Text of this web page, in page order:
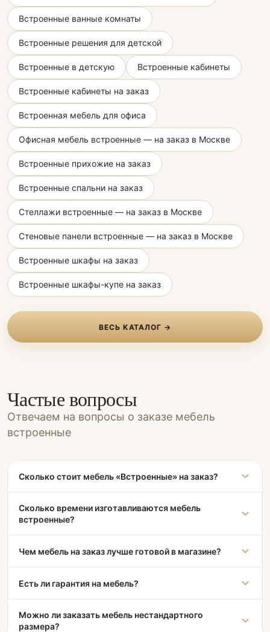
Встроенные ванные комнаты
Встроенные решения для детской
Встроенные в детскую Встроенные кабинеты
Встроенные кабинеты на заказ
Встроенная мебель для офиса
Офисная мебель встроенные — на заказ в Москве
Встроенные прихожие на заказ
Встроенные спальни на заказ
Стеллажи встроенные — на заказ в Москве
Стеновые панели встроенные — на заказ в Москве
Встроенные шкафы на заказ
Встроенные шкафы-купе на заказ
ВЕСЬ КАТАЛОГ →
Частые вопросы
Отвечаем на вопросы о заказе мебель
встроенные
Сколько стоит мебель «Встроенные» на заказ?
Сколько времени изготавливаются мебель
встроенные?
Чем мебель на заказ лучше готовой в магазине?
Есть ли гарантия на мебель?
Можно ли заказать мебель нестандартного
размера?